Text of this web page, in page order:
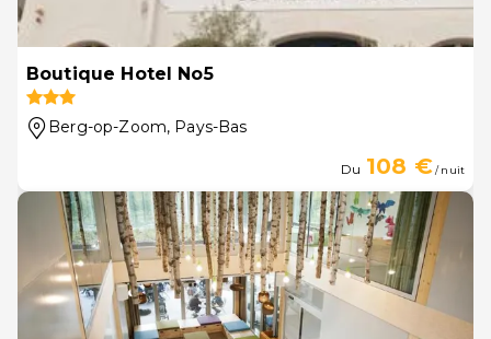
Boutique Hotel No5
Berg-op-Zoom, Pays-Bas
Du 108 €/ nuit